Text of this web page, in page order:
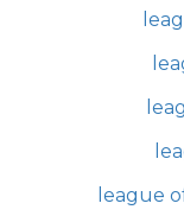
league